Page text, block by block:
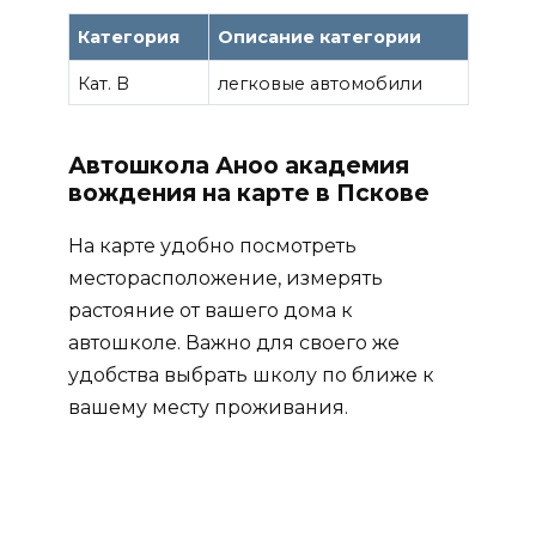
Категория Описание категории
Кат. B легковые автомобили
Автошкола Аноо академия
вождения на карте в Пскове
На карте удобно посмотреть
месторасположение, измерять
растояние от вашего дома к
автошколе. Важно для своего же
удобства выбрать школу по ближе к
вашему месту проживания.